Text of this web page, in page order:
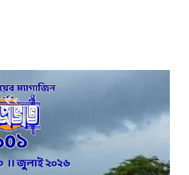
নতুন রাষ্ট্রপতি সবাই আসে সবার হয় আবর্তন।
কোনো পরিবর্তন। আজ 71 বছর আজাদ হয়েও